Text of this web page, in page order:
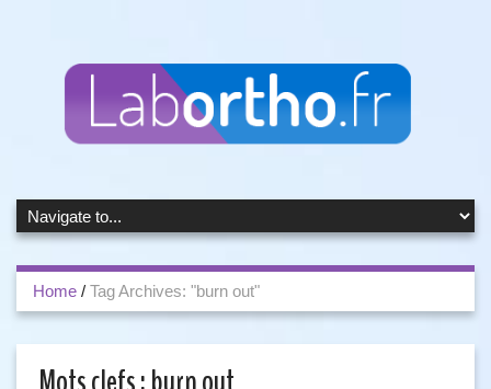
Home / Tag Archives: "burn out"